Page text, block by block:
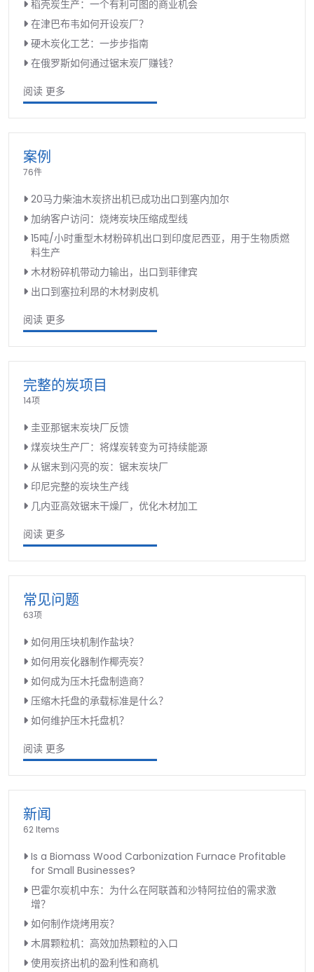
稻壳炭生产：一个有利可图的商业机会
在津巴布韦如何开设炭厂？
硬木炭化工艺：一步步指南
在俄罗斯如何通过锯末炭厂赚钱？
阅读 更多
案例
76件
20马力柴油木炭挤出机已成功出口到塞内加尔
加纳客户访问：烧烤炭块压缩成型线
15吨/小时重型木材粉碎机出口到印度尼西亚，用于生物质燃
料生产
木材粉碎机带动力输出，出口到菲律宾
出口到塞拉利昂的木材剥皮机
阅读 更多
完整的炭项目
14项
圭亚那锯末炭块厂反馈
煤炭块生产厂：将煤炭转变为可持续能源
从锯末到闪亮的炭：锯末炭块厂
印尼完整的炭块生产线
几内亚高效锯末干燥厂，优化木材加工
阅读 更多
常见问题
63项
如何用压块机制作盐块？
如何用炭化器制作椰壳炭？
如何成为压木托盘制造商？
压缩木托盘的承载标准是什么？
如何维护压木托盘机？
阅读 更多
新闻
62 Items
Is a Biomass Wood Carbonization Furnace Profitable
for Small Businesses?
巴霍尔炭机中东：为什么在阿联酋和沙特阿拉伯的需求激
增？
如何制作烧烤用炭？
木屑颗粒机：高效加热颗粒的入口
使用炭挤出机的盈利性和商机